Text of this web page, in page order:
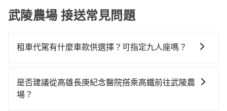
武陵農場 接送常見問題
租車代駕有什麼車款供選擇？可指定九人座嗎？
型車為主，車款品牌以豐田Toyota、福特Ford、福斯
VW為主，其中也有少量進口車像凌志Lexus、特斯拉
是否建議從高雄長庚紀念醫院搭乘高鐵前往武陵農
場？